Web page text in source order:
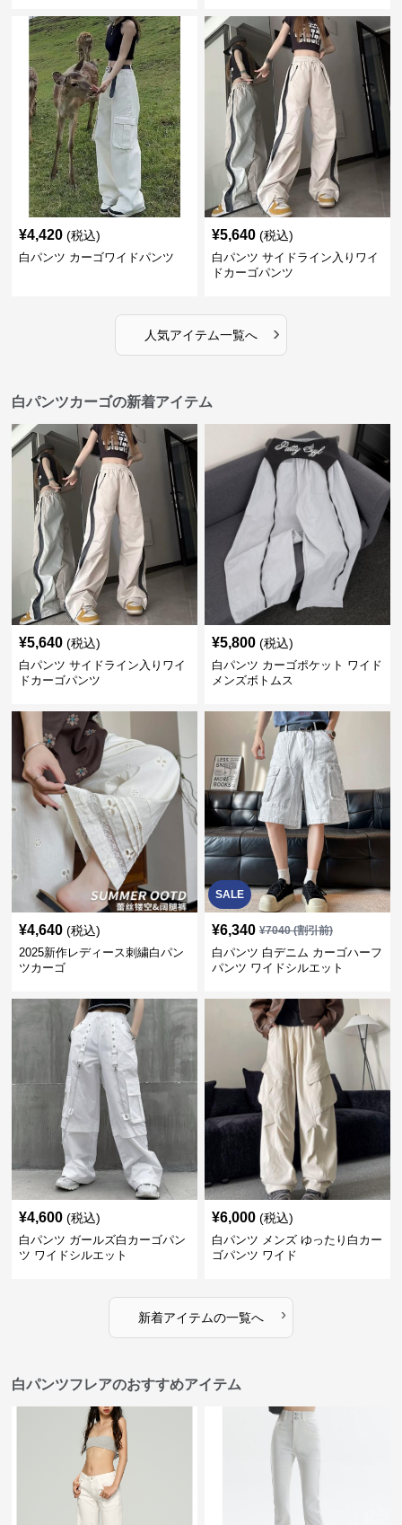
¥4,420 (税込)
白パンツ カーゴワイドパンツ
¥5,640 (税込)
白パンツ サイドライン入りワイ
ドカーゴパンツ
人気アイテム一覧へ ›
白パンツカーゴの新着アイテム
¥5,640 (税込)
白パンツ サイドライン入りワイ
ドカーゴパンツ
¥5,800 (税込)
白パンツ カーゴポケット ワイド
メンズボトムス
¥4,640 (税込)
2025新作レディース刺繍白パン
ツカーゴ
SALE
¥6,340 ¥7040(割引前)
白パンツ 白デニム カーゴハーフ
パンツ ワイドシルエット
¥4,600 (税込)
白パンツ ガールズ白カーゴパン
ツ ワイドシルエット
¥6,000 (税込)
白パンツ メンズ ゆったり白カー
ゴパンツ ワイド
新着アイテムの一覧へ ›
白パンツフレアのおすすめアイテム